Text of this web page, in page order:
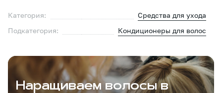
Категория:
Средства для ухода
Подкатегория:
Кондиционеры для волос
Наращиваем волосы в